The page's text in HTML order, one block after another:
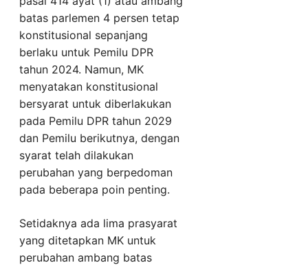
batas parlemen 4 persen tetap
konstitusional sepanjang
berlaku untuk Pemilu DPR
tahun 2024. Namun, MK
menyatakan konstitusional
bersyarat untuk diberlakukan
pada Pemilu DPR tahun 2029
dan Pemilu berikutnya, dengan
syarat telah dilakukan
perubahan yang berpedoman
pada beberapa poin penting.
Setidaknya ada lima prasyarat
yang ditetapkan MK untuk
perubahan ambang batas